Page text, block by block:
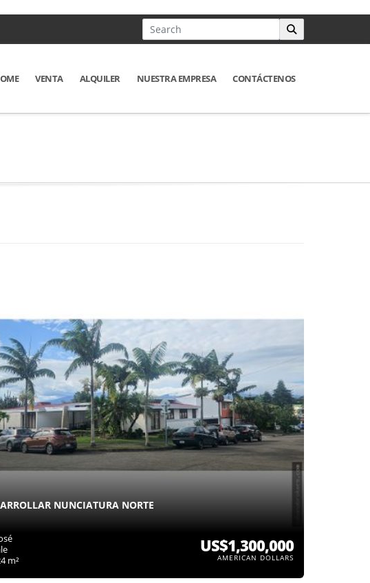
VENTA ALQUILER NUESTRA EMPRESA CONTÁCTENOS
NUNCIATURA NORTE
m²
US$1,300,000
AMERICAN DOLLARS